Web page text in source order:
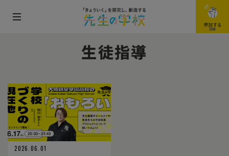
メ
開
閉
す
る
参加する
JOIN
生徒指導
2026.06.01